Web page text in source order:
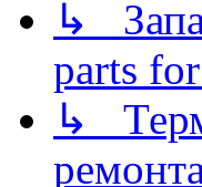
↳
parts
↳